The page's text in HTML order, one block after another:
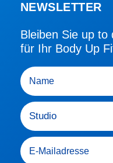
NEWSLETTER
Bleiben Sie up
für Ihr Body Up